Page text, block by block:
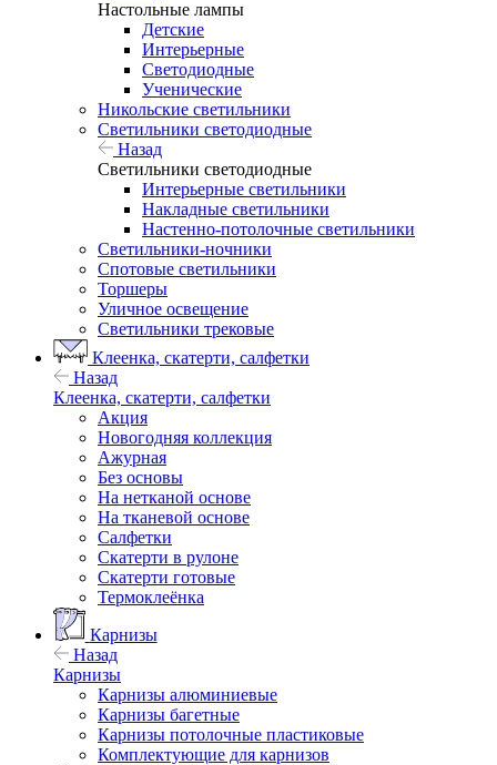
Настольные лампы
Детские
Интерьерные
Светодиодные
Ученические
Никольские светильники
Светильники светодиодные
Назад
Светильники светодиодные
Интерьерные светильники
Накладные светильники
Настенно-потолочные светильники
Светильники-ночники
Спотовые светильники
Торшеры
Уличное освещение
Светильники трековые
Клеенка, скатерти, салфетки
Назад
Клеенка, скатерти, салфетки
Акция
Новогодняя коллекция
Ажурная
Без основы
На нетканой основе
На тканевой основе
Салфетки
Скатерти в рулоне
Скатерти готовые
Термоклеёнка
Карнизы
Назад
Карнизы
Карнизы алюминиевые
Карнизы багетные
Карнизы потолочные пластиковые
Комплектующие для карнизов